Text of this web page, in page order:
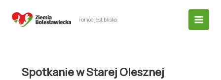
Pomoc jest blisko.
Spotkanie w Starej Olesznej